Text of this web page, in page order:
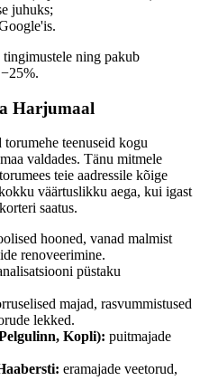
juhuks;
ning pakub
Harjumaal
teenuseid kogu
valdades. Tänu mitmele
teie aadressile kõige
väärtuslikku aega, kui igast
saatus.
hooned, vanad malmist
renoveerimine.
püstaku
majad, rasvummistused
lekked.
Kopli): puitmajade
eramajade veetorud,